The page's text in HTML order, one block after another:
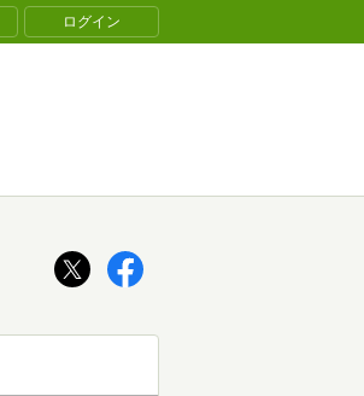
ログイン